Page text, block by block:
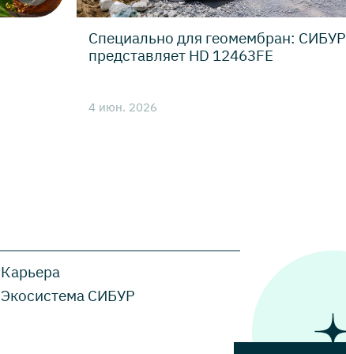
Специально для геомембран: СИБУР
представляет HD 12463FE
4 июн. 2026
Карьера
Экосистема СИБУР